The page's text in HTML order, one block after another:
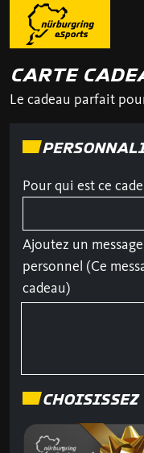
CARTE
Le cadeau parfait
Pour qui est ce
Ajoutez un
personnel (Ce
cadeau)
CHOISISSEZ